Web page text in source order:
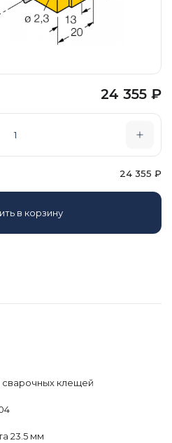
сварочных клещей
23.5 мм
24 355 ₽
24 355 ₽
в корзину